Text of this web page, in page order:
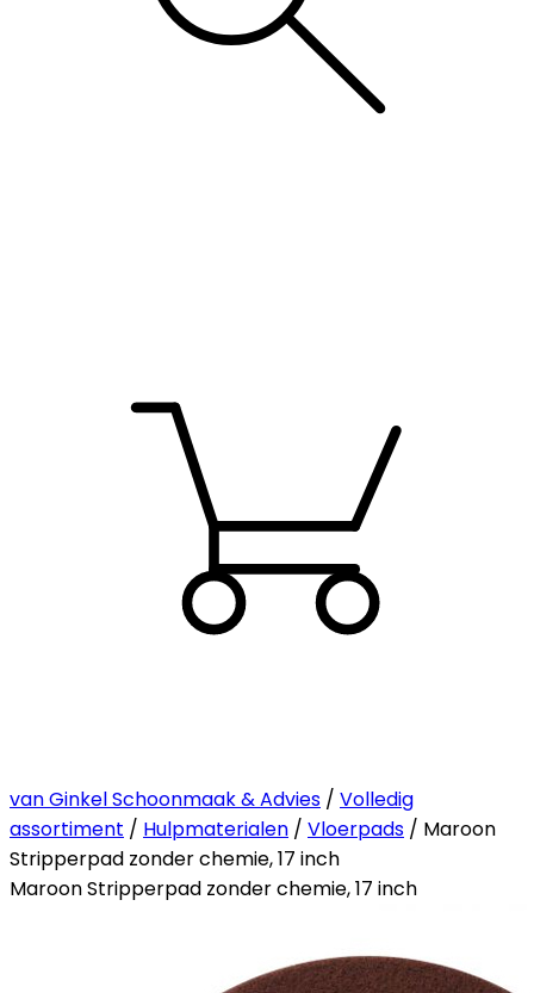
van Ginkel Schoonmaak & Advies / Volledig
assortiment / Hulpmaterialen / Vloerpads / Maroon
Stripperpad zonder chemie, 17 inch
Maroon Stripperpad zonder chemie, 17 inch